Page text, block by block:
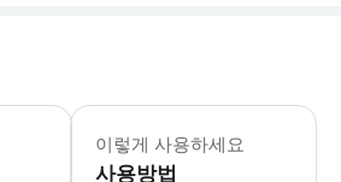
이 투어는 비가 오나 눈이 오나 진행
이렇게 사용하세요
사용방법